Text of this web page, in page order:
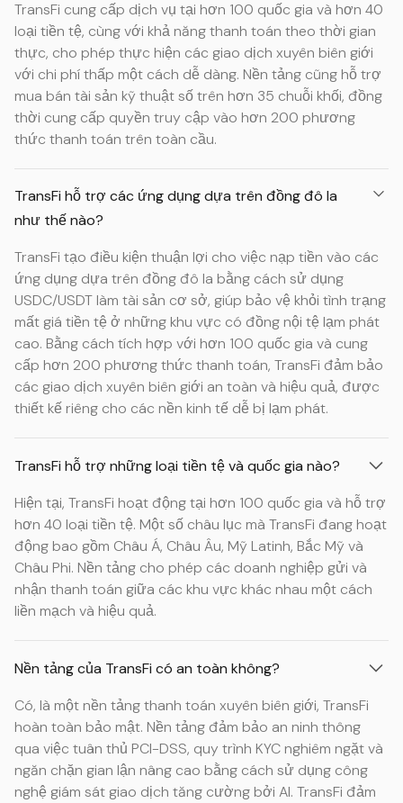
TransFi cung cấp dịch vụ tại hơn 100 quốc gia và hơn 40
loại tiền tệ, cùng với khả năng thanh toán theo thời gian
thực, cho phép thực hiện các giao dịch xuyên biên giới
với chi phí thấp một cách dễ dàng. Nền tảng cũng hỗ trợ
mua bán tài sản kỹ thuật số trên hơn 35 chuỗi khối, đồng
thời cung cấp quyền truy cập vào hơn 200 phương
thức thanh toán trên toàn cầu.
TransFi hỗ trợ các ứng dụng dựa trên đồng đô la
như thế nào?
TransFi tạo điều kiện thuận lợi cho việc nạp tiền vào các
ứng dụng dựa trên đồng đô la bằng cách sử dụng
USDC/USDT làm tài sản cơ sở, giúp bảo vệ khỏi tình trạng
mất giá tiền tệ ở những khu vực có đồng nội tệ lạm phát
cao. Bằng cách tích hợp với hơn 100 quốc gia và cung
cấp hơn 200 phương thức thanh toán, TransFi đảm bảo
các giao dịch xuyên biên giới an toàn và hiệu quả, được
thiết kế riêng cho các nền kinh tế dễ bị lạm phát.
TransFi hỗ trợ những loại tiền tệ và quốc gia nào?
Hiện tại, TransFi hoạt động tại hơn 100 quốc gia và hỗ trợ
hơn 40 loại tiền tệ. Một số châu lục mà TransFi đang hoạt
động bao gồm Châu Á, Châu Âu, Mỹ Latinh, Bắc Mỹ và
Châu Phi. Nền tảng cho phép các doanh nghiệp gửi và
nhận thanh toán giữa các khu vực khác nhau một cách
liền mạch và hiệu quả.
Nền tảng của TransFi có an toàn không?
Có, là một nền tảng thanh toán xuyên biên giới, TransFi
hoàn toàn bảo mật. Nền tảng đảm bảo an ninh thông
qua việc tuân thủ PCI-DSS, quy trình KYC nghiêm ngặt và
ngăn chặn gian lận nâng cao bằng cách sử dụng công
nghệ giám sát giao dịch tăng cường bởi AI. TransFi đảm